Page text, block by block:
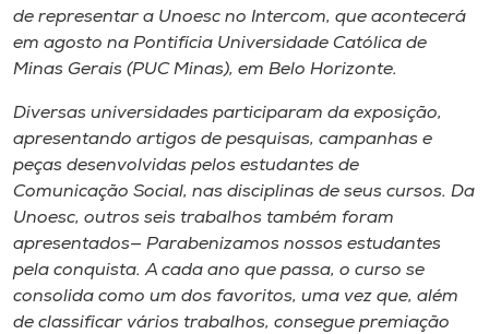
A+
A-
de representar a Unoesc no Intercom, que acontecerá
em agosto na Pontifícia Universidade Católica de
Minas Gerais (PUC Minas), em Belo Horizonte.
Diversas universidades participaram da exposição,
apresentando artigos de pesquisas, campanhas e
peças desenvolvidas pelos estudantes de
Comunicação Social, nas disciplinas de seus cursos. Da
Unoesc, outros seis trabalhos também foram
apresentados— Parabenizamos nossos estudantes
pela conquista. A cada ano que passa, o curso se
consolida como um dos favoritos, uma vez que, além
de classificar vários trabalhos, consegue premiação